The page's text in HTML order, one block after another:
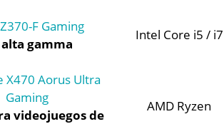
F Gaming
alta gamma
Intel Core i5 / i7
X470 Aorus Ultra
Gaming
videojuegos de
AMD Ryzen